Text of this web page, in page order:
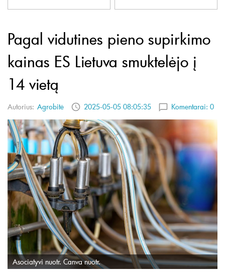
Pagal vidutines pieno supirkimo
kainas ES Lietuva smuktelėjo į
14 vietą
Autorius: Agrobitė 2025-05-05 08:05:35 Komentarai: 0
Asociatyvi nuotr. Canva nuotr.